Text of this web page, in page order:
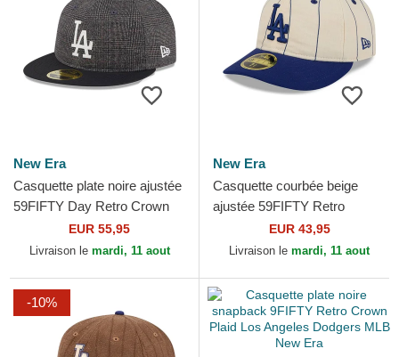
New Era
Casquette plate noire ajustée
59FIFTY Day Retro Crown
Los Angeles Dodgers MLB
New Era
EUR 55,95
Livraison le mardi, 11 aout
New Era
Casquette courbée beige
ajustée 59FIFTY Retro
Crown Linen Los Angeles
Dodgers MLB New Era
EUR 43,95
Livraison le mardi, 11 aout
-10%